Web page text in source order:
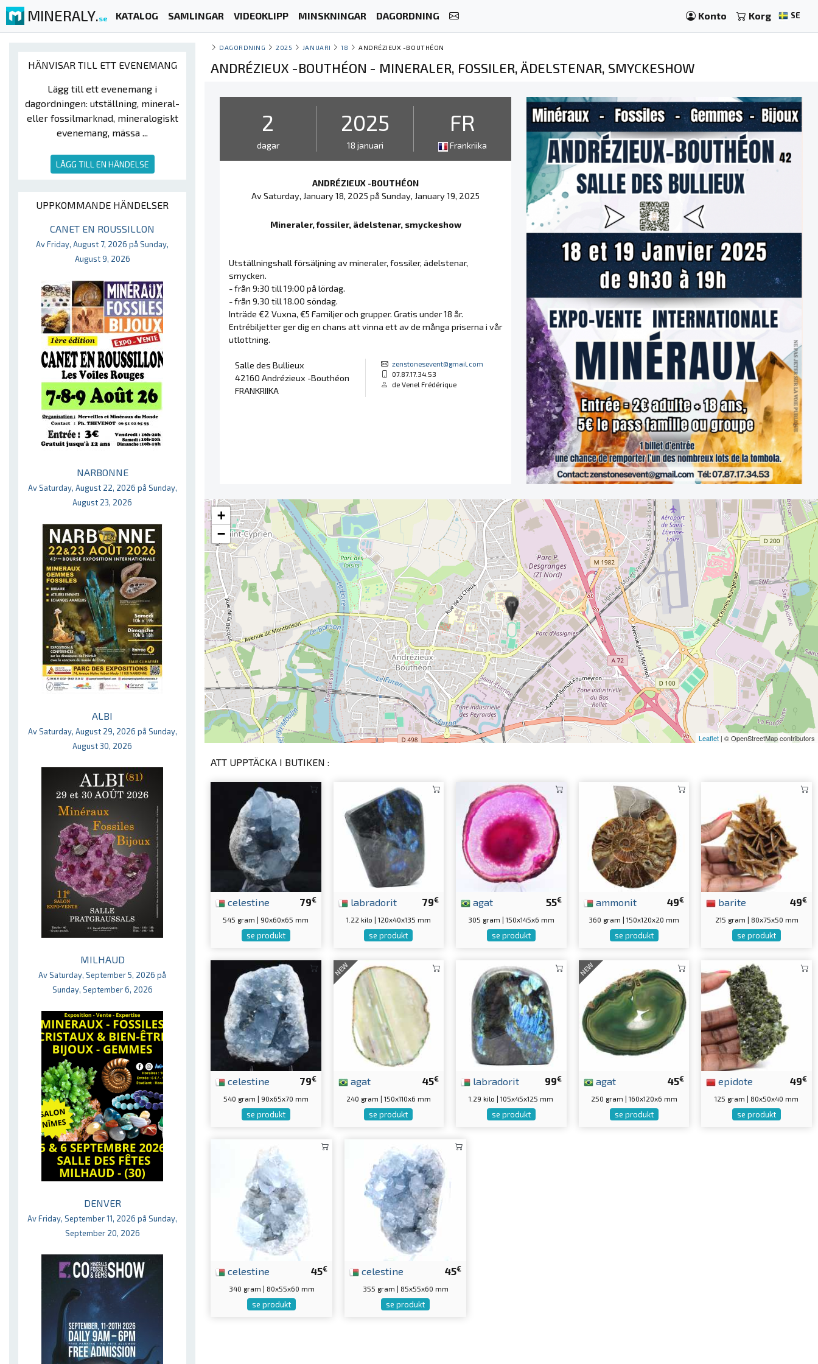
MINERALY.se KATALOG SAMLINGAR VIDEOKLIPP MINSKNINGAR DAGORDNING Konto Korg SE
HÄNVISAR TILL ETT EVENEMANG
Lägg till ett evenemang i
dagordningen: utställning, mineral-
eller fossilmarknad, mineralogiskt
evenemang, mässa ...
LÄGG TILL EN HÄNDELSE
UPPKOMMANDE HÄNDELSER
CANET EN ROUSSILLON
Av Friday, August 7, 2026 på Sunday,
August 9, 2026
NARBONNE
Av Saturday, August 22, 2026 på Sunday,
August 23, 2026
ALBI
Av Saturday, August 29, 2026 på Sunday,
August 30, 2026
MILHAUD
Av Saturday, September 5, 2026 på
Sunday, September 6, 2026
DENVER
Av Friday, September 11, 2026 på Sunday,
September 20, 2026
DAGORDNING 2025 JANUARI 18 ANDRÉZIEUX -BOUTHÉON
ANDRÉZIEUX -BOUTHÉON - MINERALER, FOSSILER, ÄDELSTENAR, SMYCKESHOW
2
dagar
2025
18 januari
FR
Frankriika
ANDRÉZIEUX -BOUTHÉON
Av Saturday, January 18, 2025 på Sunday, January 19, 2025
Mineraler, fossiler, ädelstenar, smyckeshow
Utställningshall försäljning av mineraler, fossiler, ädelstenar,
smycken.
- från 9:30 till 19:00 på lördag.
- från 9.30 till 18.00 söndag.
Inträde €2 Vuxna, €5 Familjer och grupper. Gratis under 18 år.
Entrébiljetter ger dig en chans att vinna ett av de många priserna i vår
utlottning.
Salle des Bullieux
42160 Andrézieux -Bouthéon
FRANKRIIKA
zenstonesevent@gmail.com
07.87.17.34.53
de Venel Frédérique
+
−
Leaflet | © OpenStreetMap contributors
ATT UPPTÄCKA I BUTIKEN :
79€
celestine
545 gram | 90x60x65 mm
se produkt
79€
labradorit
1.22 kilo | 120x40x135 mm
se produkt
55€
agat
305 gram | 150x145x6 mm
se produkt
49€
ammonit
360 gram | 150x120x20 mm
se produkt
49€
barite
215 gram | 80x75x50 mm
se produkt
79€
celestine
540 gram | 90x65x70 mm
se produkt
NEW
45€
agat
240 gram | 150x110x6 mm
se produkt
99€
labradorit
1.29 kilo | 105x45x125 mm
se produkt
NEW
45€
agat
250 gram | 160x120x6 mm
se produkt
49€
epidote
125 gram | 80x50x40 mm
se produkt
45€
celestine
340 gram | 80x55x60 mm
se produkt
45€
celestine
355 gram | 85x55x60 mm
se produkt